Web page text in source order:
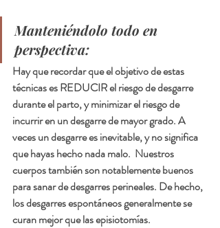
Manteniéndolo todo en
perspectiva:
Hay que recordar que el objetivo de estas
técnicas es REDUCIR el riesgo de desgarre
durante el parto, y minimizar el riesgo de
incurrir en un desgarre de mayor grado. A
veces un desgarre es inevitable, y no significa
que hayas hecho nada malo.  Nuestros
cuerpos también son notablemente buenos
para sanar de desgarres perineales. De hecho,
los desgarres espontáneos generalmente se
curan mejor que las episiotomías.